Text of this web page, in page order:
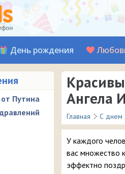
День рождения
Путина
Ангела
Главная С днем
У каждого
вас множество
эффектно